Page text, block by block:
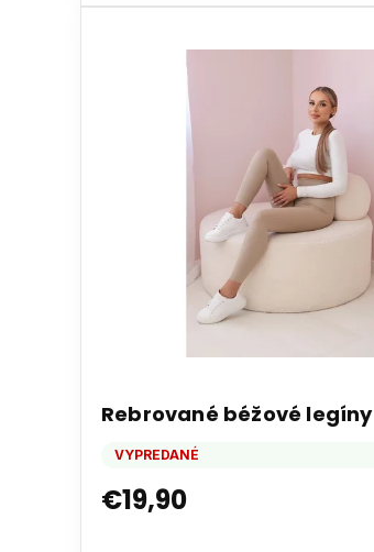
Rebrované béžové legíny
VYPREDANÉ
€19,90